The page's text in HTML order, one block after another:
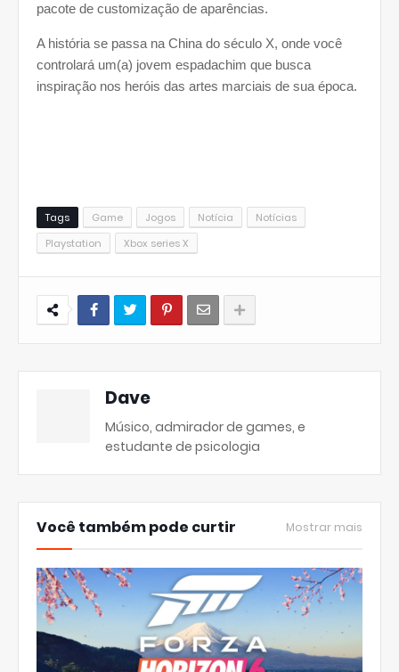
pacote de customização de aparências.
A história se passa na China do século X, onde você
controlará um(a) jovem espadachim que busca
inspiração nos heróis das artes marciais de sua época.
Tags Game Jogos Notícia
Notícias
Playstation
Xbox series X
Dave
Músico, admirador de games, e
estudante de psicologia
Você também pode curtir Mostrar mais